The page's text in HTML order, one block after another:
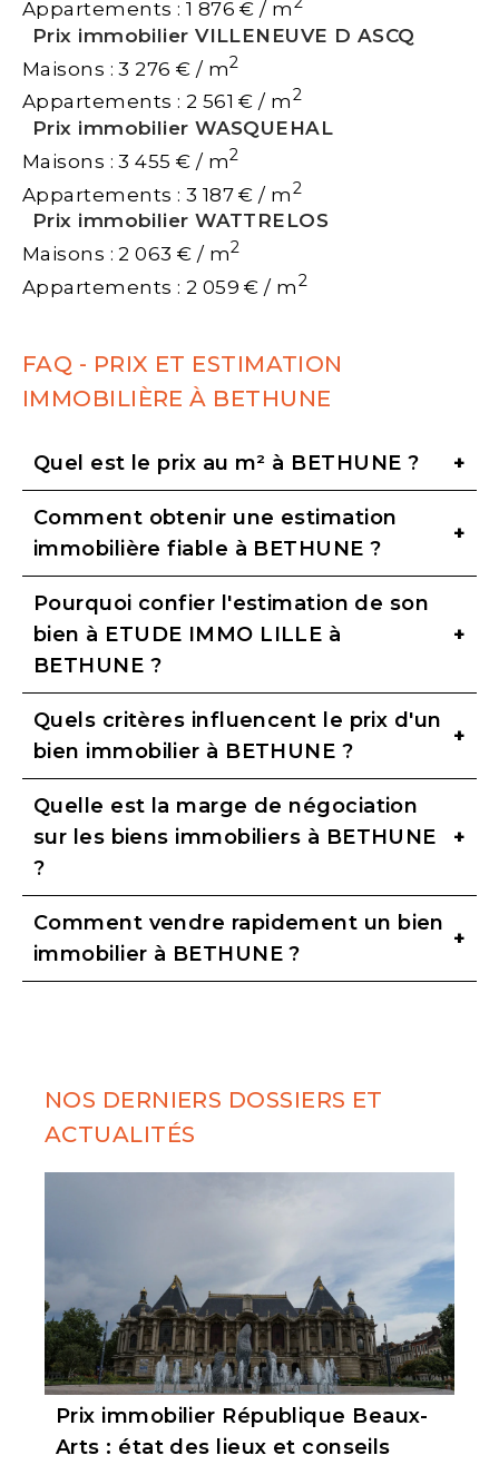
Appartements : 1 876 € / m
Prix immobilier VILLENEUVE D ASCQ
Maisons : 3 276 € / m2
Appartements : 2 561 € / m2
Prix immobilier WASQUEHAL
Maisons : 3 455 € / m2
Appartements : 3 187 € / m2
Prix immobilier WATTRELOS
Maisons : 2 063 € / m2
Appartements : 2 059 € / m2
FAQ - PRIX ET ESTIMATION
IMMOBILIÈRE À BETHUNE
Quel est le prix au m² à BETHUNE ?
Comment obtenir une estimation
immobilière fiable à BETHUNE ?
Pourquoi confier l'estimation de son
bien à ETUDE IMMO LILLE à
BETHUNE ?
Quels critères influencent le prix d'un
bien immobilier à BETHUNE ?
Quelle est la marge de négociation
sur les biens immobiliers à BETHUNE
?
Comment vendre rapidement un bien
immobilier à BETHUNE ?
NOS DERNIERS DOSSIERS ET
ACTUALITÉS
Prix immobilier République Beaux-
Arts : état des lieux et conseils